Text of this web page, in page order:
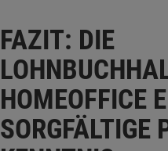
FAZIT: DIE
HOMEOFFICE
SORGFÄLTIGE